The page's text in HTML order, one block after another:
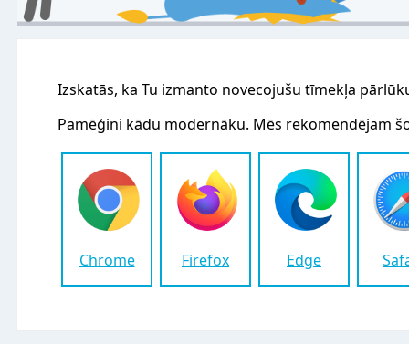
Izskatās, ka Tu izmanto novecojušu tīmekļa
Pamēģini kādu modernāku. Mēs rekomendējam
Chrome Firefox Edge